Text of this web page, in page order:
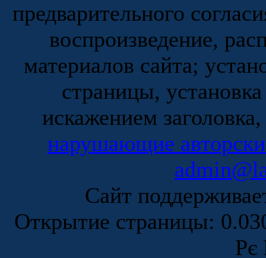
предварительного
воспроизведение,
материалов сайта;
страницы,
искажением
нарушающие
Сайт
Открытие страницы:
Рє